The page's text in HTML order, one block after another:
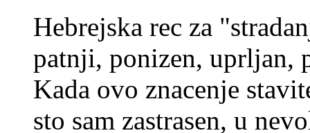
Hebrejska rec za
patnji, ponizen, uprljan,
Kada ovo znacenje
sto sam zastrasen, u